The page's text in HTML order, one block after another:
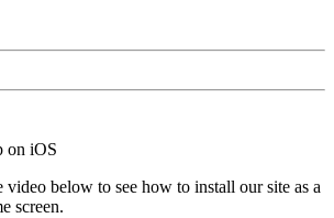
on iOS
below to see how to install our site as a
screen.